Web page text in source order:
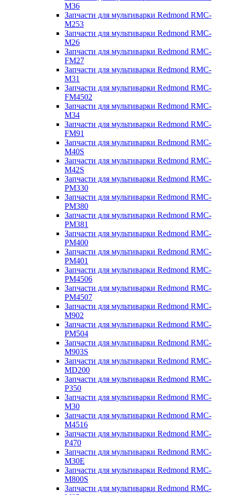
M36
Запчасти для мультиварки Redmond RMC-
M253
Запчасти для мультиварки Redmond RMC-
M26
Запчасти для мультиварки Redmond RMC-
FM27
Запчасти для мультиварки Redmond RMC-
M31
Запчасти для мультиварки Redmond RMC-
FM4502
Запчасти для мультиварки Redmond RMC-
M34
Запчасти для мультиварки Redmond RMC-
FM91
Запчасти для мультиварки Redmond RMC-
M40S
Запчасти для мультиварки Redmond RMC-
M42S
Запчасти для мультиварки Redmond RMC-
PM330
Запчасти для мультиварки Redmond RMC-
PM380
Запчасти для мультиварки Redmond RMC-
PM381
Запчасти для мультиварки Redmond RMC-
PM400
Запчасти для мультиварки Redmond RMC-
PM401
Запчасти для мультиварки Redmond RMC-
PM4506
Запчасти для мультиварки Redmond RMC-
PM4507
Запчасти для мультиварки Redmond RMC-
M902
Запчасти для мультиварки Redmond RMC-
PM504
Запчасти для мультиварки Redmond RMC-
M903S
Запчасти для мультиварки Redmond RMC-
MD200
Запчасти для мультиварки Redmond RMC-
P350
Запчасти для мультиварки Redmond RMC-
M30
Запчасти для мультиварки Redmond RMC-
M4516
Запчасти для мультиварки Redmond RMC-
P470
Запчасти для мультиварки Redmond RMC-
M30E
Запчасти для мультиварки Redmond RMC-
M800S
Запчасти для мультиварки Redmond RMC-